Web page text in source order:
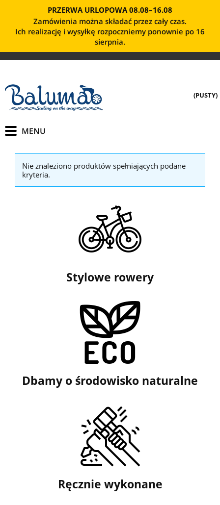
PRZERWA URLOPOWA 08.08–16.08
Zamówienia można składać przez cały czas.
Ich realizację i wysyłkę rozpoczniemy ponownie po 16
sierpnia.
(PUSTY)
Nie znaleziono produktów spełniających podane
kryteria.
Stylowe rowery
Dbamy o środowisko naturalne
Ręcznie wykonane